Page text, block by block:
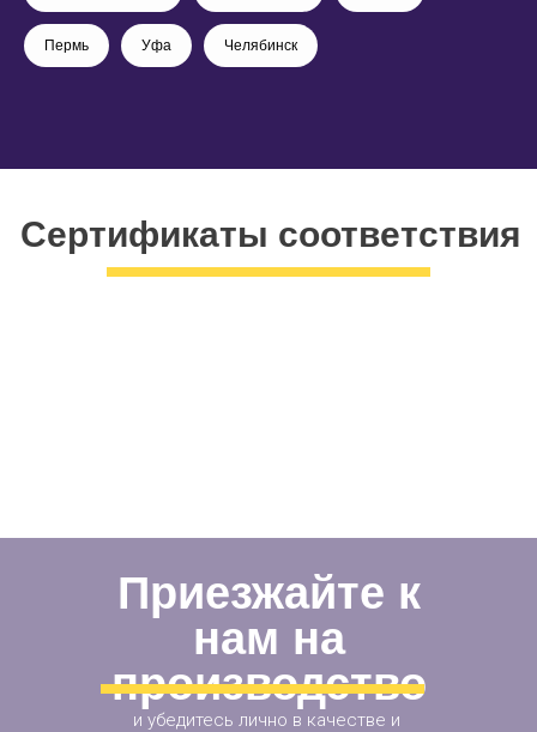
Пермь Уфа Челябинск
Сертификаты соответствия
Приезжайте к
нам на
производство
и убедитесь лично в качестве и